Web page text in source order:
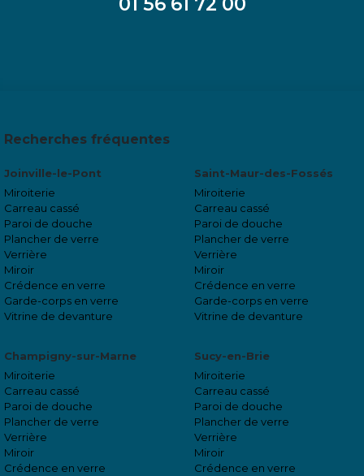
Recherches fréquentes
Joinville-le-Pont
Miroiterie
Carreau cassé
Paroi de douche
Plancher de verre
Verrière
Miroir
Crédence en verre
Garde-corps en verre
Vitrine de devanture
Saint-Maur-des-Fossés
Miroiterie
Carreau cassé
Paroi de douche
Plancher de verre
Verrière
Miroir
Crédence en verre
Garde-corps en verre
Vitrine de devanture
Champigny-sur-Marne
Miroiterie
Carreau cassé
Paroi de douche
Plancher de verre
Verrière
Miroir
Crédence en verre
Sucy-en-Brie
Miroiterie
Carreau cassé
Paroi de douche
Plancher de verre
Verrière
Miroir
Crédence en verre